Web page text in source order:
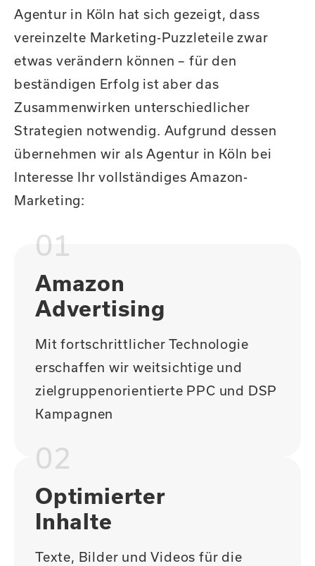
Agentur in Köln hat sich gezeigt, dass
vereinzelte Marketing-Puzzleteile zwar
etwas verändern können – für den
beständigen Erfolg ist aber das
Zusammenwirken unterschiedlicher
Strategien notwendig. Aufgrund dessen
übernehmen wir als Agentur in Köln bei
Interesse Ihr vollständiges Amazon-
Marketing:
01
Amazon
Advertising
Mit fortschrittlicher Technologie
erschaffen wir weitsichtige und
zielgruppenorientierte PPC und DSP
Kampagnen
02
Optimierter
Inhalte
Texte, Bilder und Videos für die